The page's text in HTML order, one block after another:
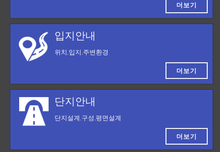
더보기
입지안내
위치,입지,주변환경
더보기
단지안내
단지설계,구성,평면설계
더보기